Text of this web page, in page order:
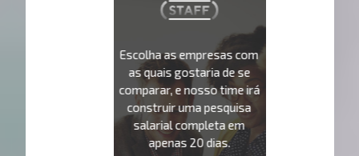
Escolha as empresas com
as quais gostaria de se
comparar, e nosso time irá
construir uma pesquisa
salarial completa em
apenas 20 dias.